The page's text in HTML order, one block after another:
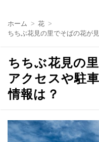
ツ
ホーム
花
ちちぶ花見の里でそばの花が
ちちぶ花見の
アクセスや駐
情報は？